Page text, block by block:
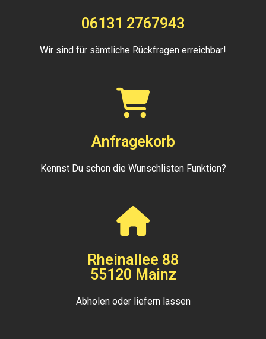
06131 2767943
Wir sind für sämtliche Rückfragen erreichbar!
Anfragekorb
Kennst Du schon die Wunschlisten Funktion?
Rheinallee 88
55120 Mainz
Abholen oder liefern lassen